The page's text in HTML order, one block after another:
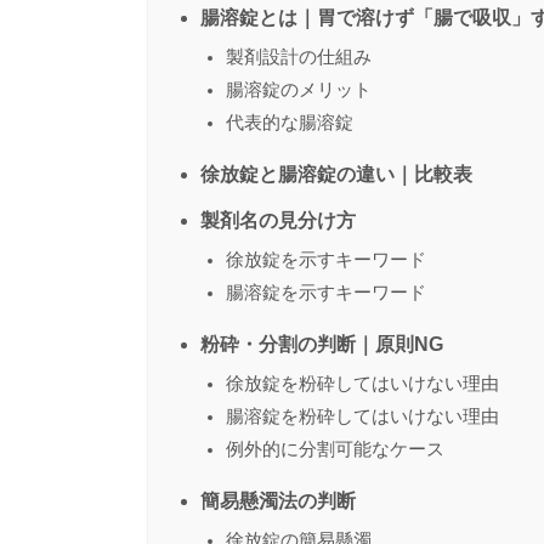
腸溶錠とは｜胃で溶けず「腸で吸収」
製剤設計の仕組み
腸溶錠のメリット
代表的な腸溶錠
徐放錠と腸溶錠の違い｜比較表
製剤名の見分け方
徐放錠を示すキーワード
腸溶錠を示すキーワード
粉砕・分割の判断｜原則NG
徐放錠を粉砕してはいけない理由
腸溶錠を粉砕してはいけない理由
例外的に分割可能なケース
簡易懸濁法の判断